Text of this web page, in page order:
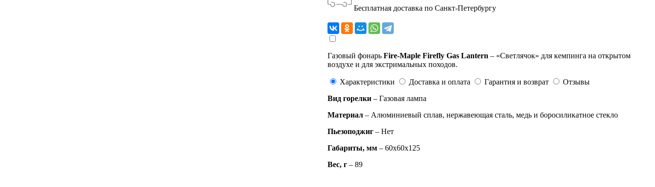
Бесплатная доставка по Санкт-Петербургу
Газовый фонарь Fire-Maple Firefly Gas Lantern – «Светлячок» для кемпинга на открытом
воздухе и для экстримальных походов.
Характеристики Доставка и оплата Гарантия и возврат
Отзывы
Вид горелки – Газовая лампа
Материал – Алюминиевый сплав, нержавеющая сталь, медь и боросиликатное стекло
Пьезоподжиг – Нет
Габариты, мм – 60х60х125
Вес, г – 89